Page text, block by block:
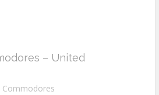
‎– United
Commodores